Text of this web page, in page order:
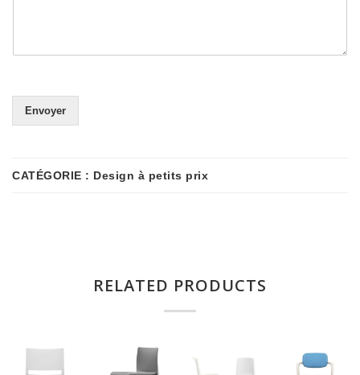
Envoyer
CATÉGORIE : Design à petits prix
RELATED PRODUCTS